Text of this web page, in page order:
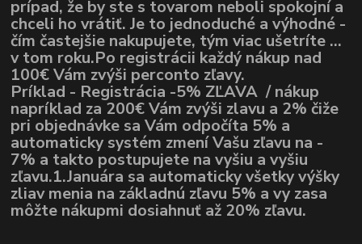
prípad, že by ste s tovarom neboli spokojní a
chceli ho vrátiť. Je to jednoduché a výhodné -
čím častejšie nakupujete, tým viac ušetríte ...
v tom roku.Po registrácii každý nákup nad
100€ Vám zvýši perconto zľavy.
Príklad - Registrácia -5% ZĽAVA / nákup
napríklad za 200€ Vám zvýši zlavu a 2% čiže
pri objednávke sa Vám odpočíta 5% a
automaticky systém zmení Vašu zľavu na -
7% a takto postupujete na vyšiu a vyšiu
zľavu.1.Januára sa automaticky všetky výšky
zliav menia na základnú zľavu 5% a vy zasa
môžte nákupmi dosiahnuť až 20% zľavu.